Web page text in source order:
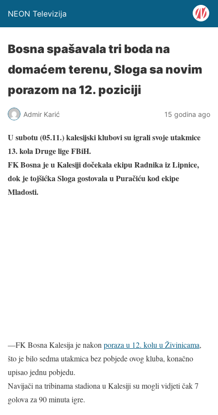
NEON Televizija
Bosna spašavala tri boda na
domaćem terenu, Sloga sa novim
porazom na 12. poziciji
Admir Karić 15 godina ago
U subotu (05.11.) kalesijski klubovi su igrali svoje utakmice
13. kola Druge lige FBiH.
FK Bosna je u Kalesiji dočekala ekipu Radnika iz Lipnice,
dok je tojšićka Sloga gostovala u Puračiću kod ekipe
Mladosti.
—FK Bosna Kalesija je nakon poraza u 12. kolu u Živinicama,
što je bilo sedma utakmica bez pobjede ovog kluba, konačno
upisao jednu pobjedu.
Navijači na tribinama stadiona u Kalesiji su mogli vidjeti čak 7
golova za 90 minuta igre.